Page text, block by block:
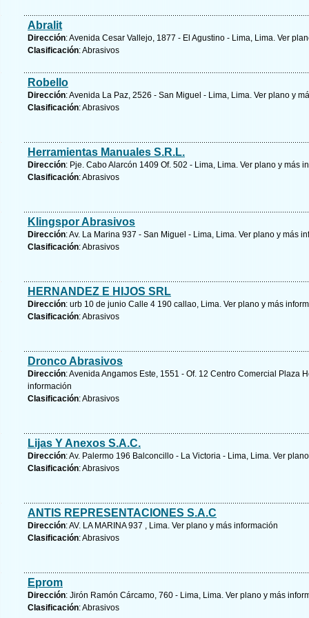
Abralit
Dirección: Avenida Cesar Vallejo, 1877 - El Agustino - Lima, Lima. Ver
Clasificación: Abrasivos
Robello
Dirección: Avenida La Paz, 2526 - San Miguel - Lima, Lima. Ver plano y
Clasificación: Abrasivos
Herramientas Manuales S.R.L.
Dirección: Pje. Cabo Alarcón 1409 Of. 502 - Lima, Lima. Ver plano y más
Clasificación: Abrasivos
Klingspor Abrasivos
Dirección: Av. La Marina 937 - San Miguel - Lima, Lima. Ver plano y más
Clasificación: Abrasivos
HERNANDEZ E HIJOS SRL
Dirección: urb 10 de junio Calle 4 190 callao, Lima. Ver plano y más
Clasificación: Abrasivos
Dronco Abrasivos
Dirección: Avenida Angamos Este, 1551 - Of. 12 Centro Comercial Plaza
información
Clasificación: Abrasivos
Lijas Y Anexos S.A.C.
Dirección: Av. Palermo 196 Balconcillo - La Victoria - Lima, Lima. Ver
Clasificación: Abrasivos
ANTIS REPRESENTACIONES S.A.C
Dirección: AV. LA MARINA 937 , Lima. Ver plano y más información
Clasificación: Abrasivos
Eprom
Dirección: Jirón Ramón Cárcamo, 760 - Lima, Lima. Ver plano y más
Clasificación: Abrasivos